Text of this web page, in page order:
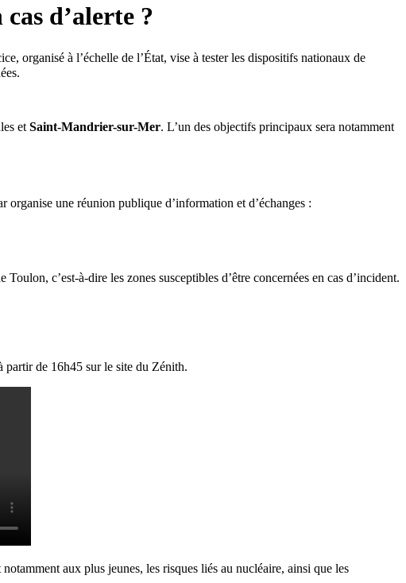
d’alerte ?
organisé à l’échelle de l’État, vise à tester les dispositifs nationaux de
et Saint-Mandrier-sur-Mer. L’un des objectifs principaux sera notamment
une réunion publique d’information et d’échanges :
c’est-à-dire les zones susceptibles d’être concernées en cas d’incident.
partir de 16h45 sur le site du Zénith.
aux plus jeunes, les risques liés au nucléaire, ainsi que les